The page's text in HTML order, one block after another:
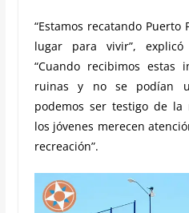
“Estamos recatando Puerto
lugar para vivir”,
“Cuando recibimos estas
ruinas y no se podían
podemos ser testigo de
los jóvenes merecen
recreación”.